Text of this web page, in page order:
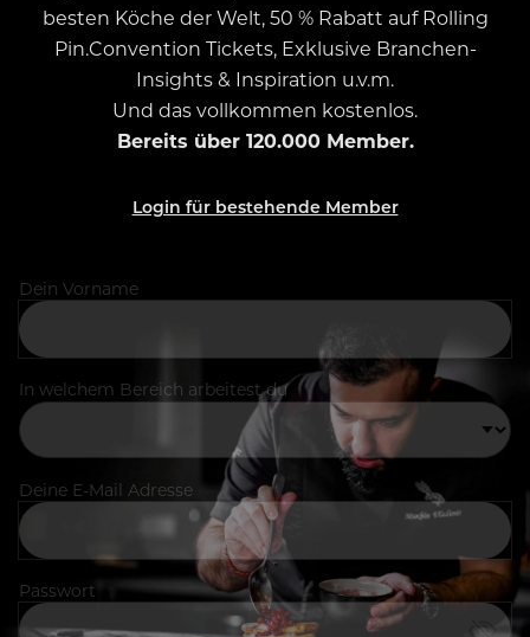
besten Köche der Welt, 50 % Rabatt auf Rolling
Pin.Convention Tickets, Exklusive Branchen-
Insights & Inspiration u.v.m.
Und das vollkommen kostenlos.
Bereits über 120.000 Member.
Login für bestehende Member
Dein Vorname
In welchem Bereich arbeitest du
Deine E-Mail Adresse
Passwort